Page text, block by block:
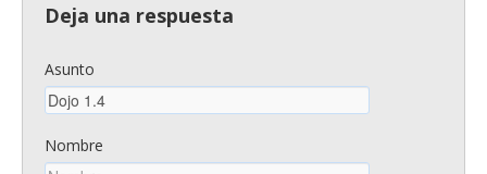
Deja una respuesta
Asunto
Nombre